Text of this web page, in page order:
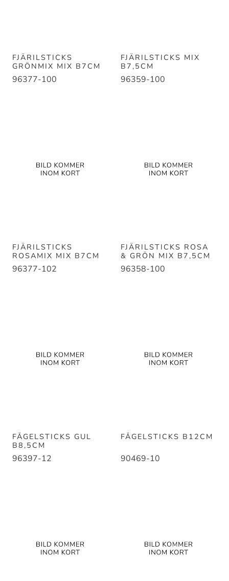
FJÄRILSTICKS
GRÖNMIX MIX B7CM
96377-100
FJÄRILSTICKS MIX
B7,5CM
96359-100
FJÄRILSTICKS
ROSAMIX MIX B7CM
96377-102
FJÄRILSTICKS ROSA
& GRÖN MIX B7,5CM
96358-100
FÅGELSTICKS GUL
B8,5CM
96397-12
FÅGELSTICKS B12CM
90469-10